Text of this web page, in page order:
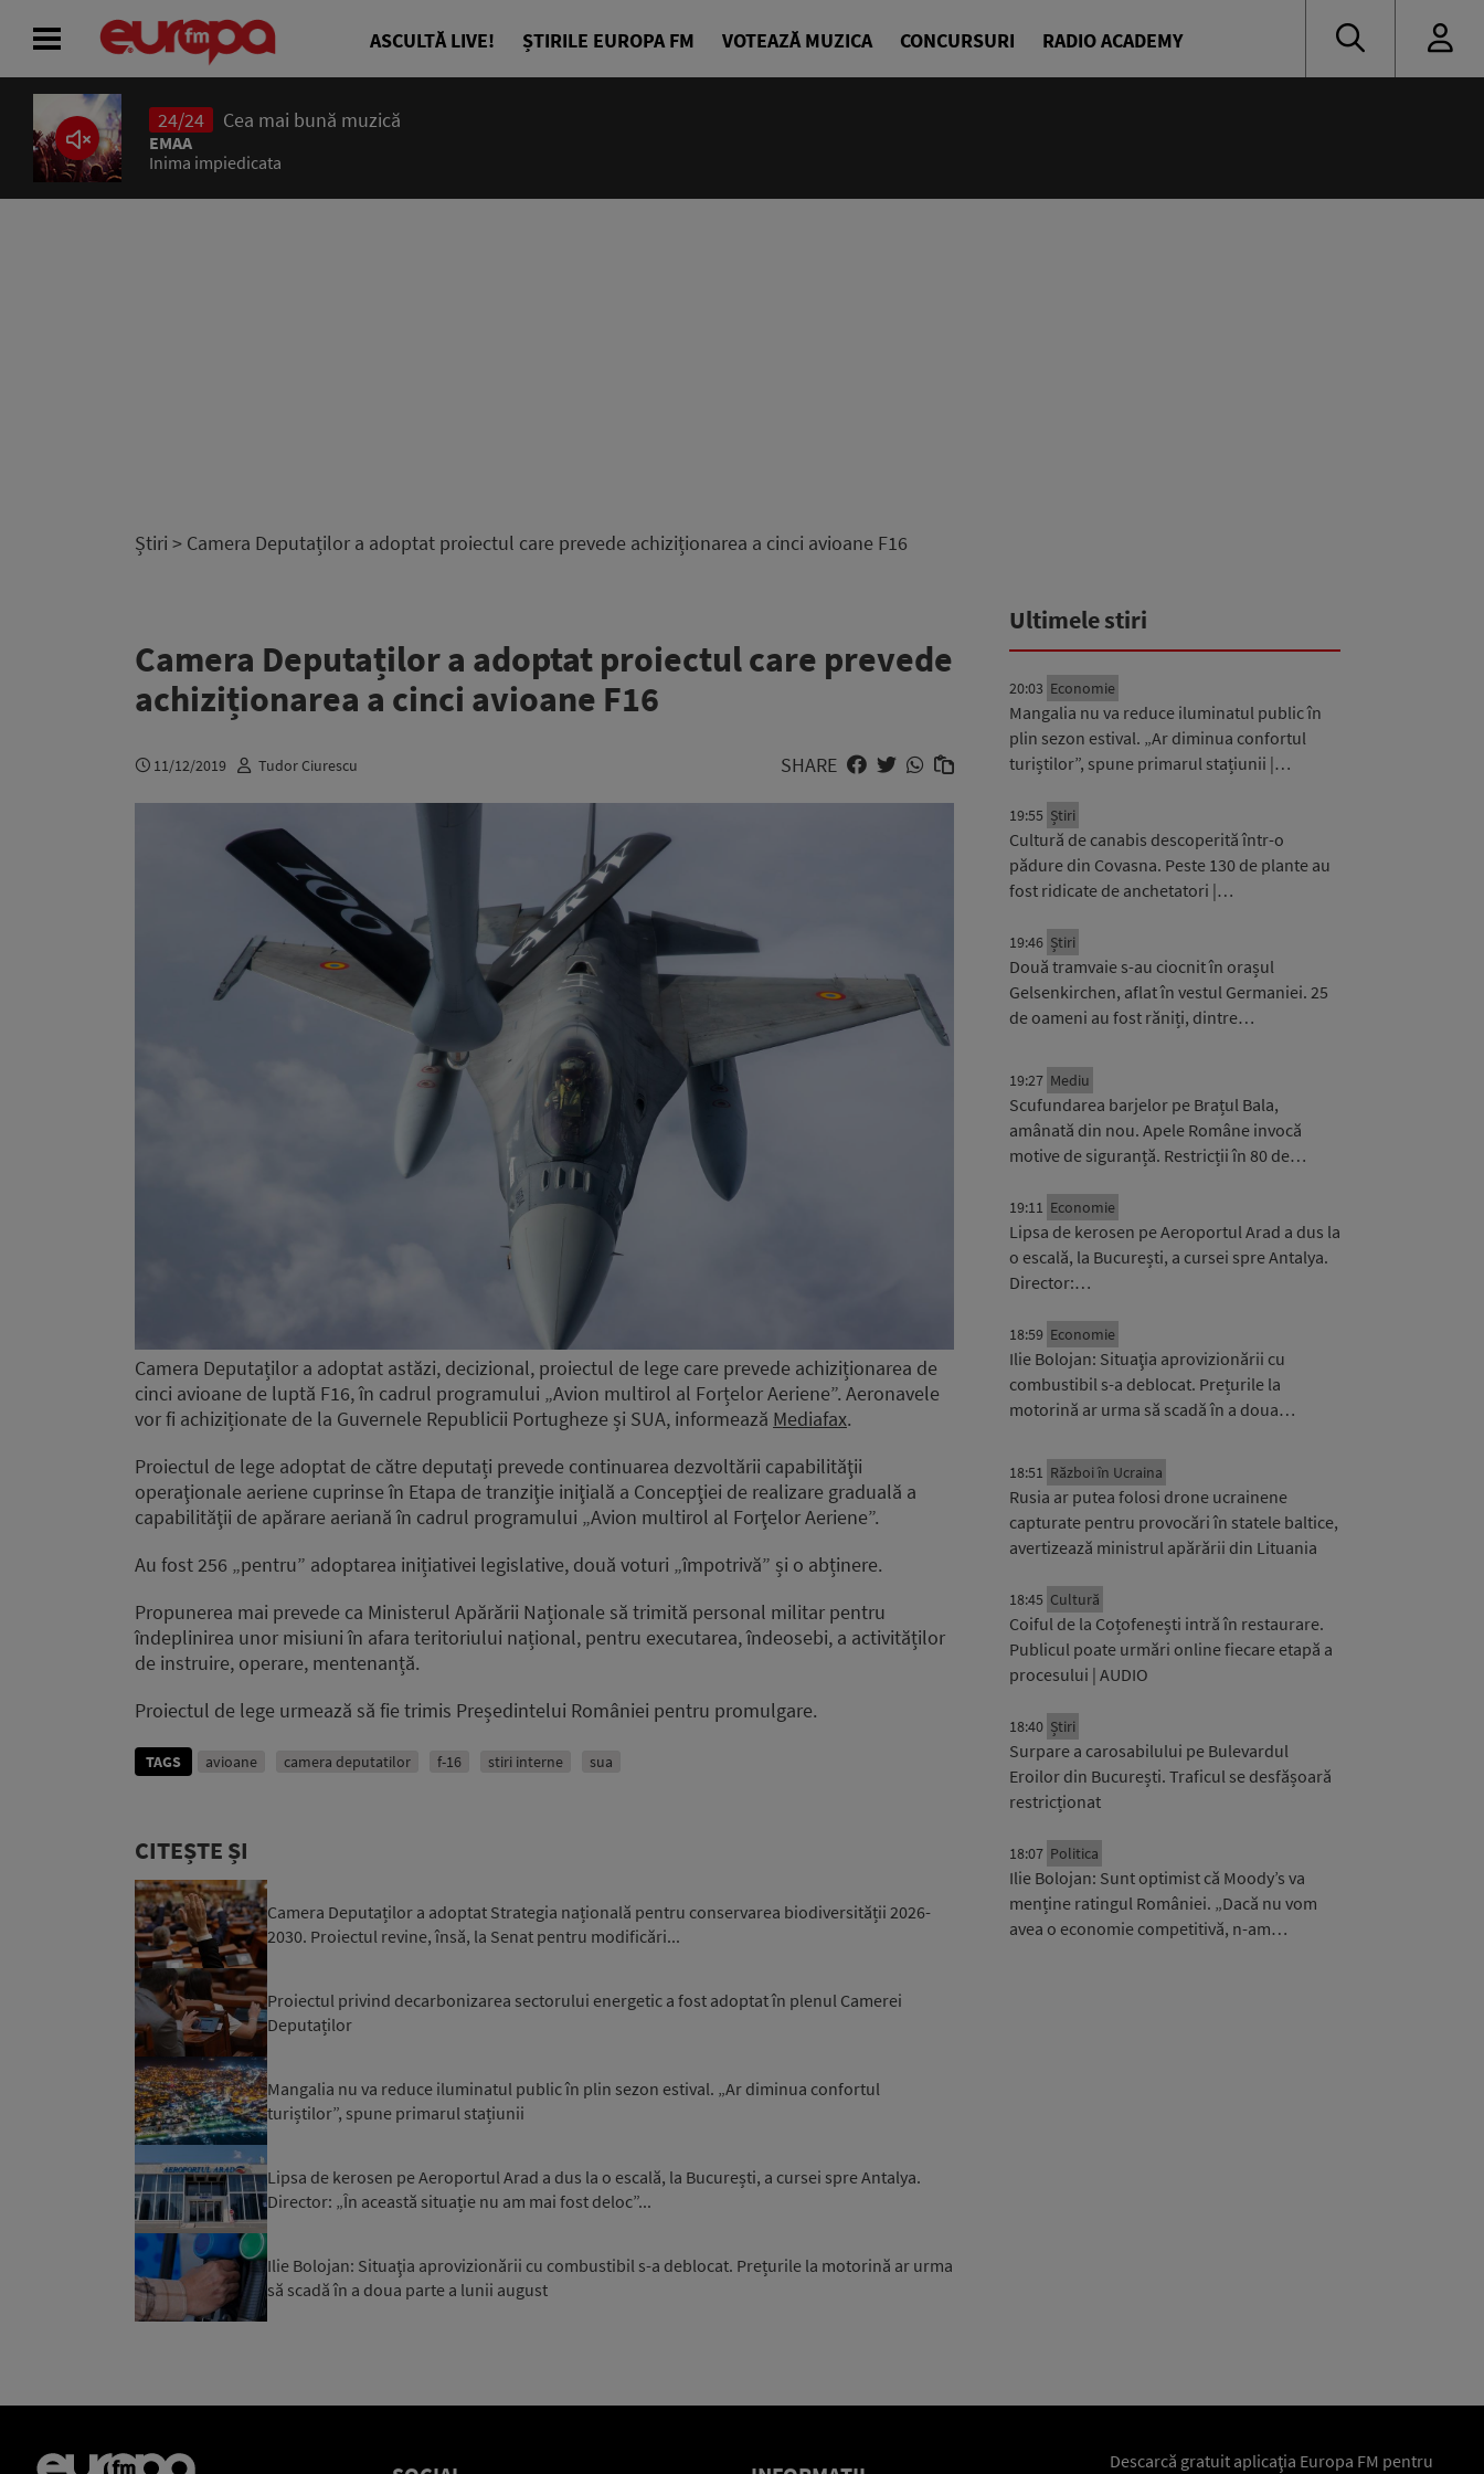
ASCULTĂ LIVE! ȘTIRILE EUROPA FM VOTEAZĂ MUZICA CONCURSURI RADIO ACADEMY
24/24 Cea mai bună muzică
EMAA
Inima impiedicata
Știri > Camera Deputaților a adoptat proiectul care prevede achiziționarea a cinci avioane F16
Camera Deputaților a adoptat proiectul care prevede
achiziționarea a cinci avioane F16
11/12/2019 Tudor Ciurescu SHARE
Camera Deputaților a adoptat astăzi, decizional, proiectul de lege care prevede achiziționarea de
cinci avioane de luptă F16, în cadrul programului „Avion multirol al Forțelor Aeriene”. Aeronavele
vor fi achiziționate de la Guvernele Republicii Portugheze și SUA, informează Mediafax.
Proiectul de lege adoptat de către deputați prevede continuarea dezvoltării capabilităţii
operaţionale aeriene cuprinse în Etapa de tranziţie iniţială a Concepţiei de realizare graduală a
capabilităţii de apărare aeriană în cadrul programului „Avion multirol al Forţelor Aeriene”.
Au fost 256 „pentru” adoptarea inițiativei legislative, două voturi „împotrivă” și o abținere.
Propunerea mai prevede ca Ministerul Apărării Naționale să trimită personal militar pentru
îndeplinirea unor misiuni în afara teritoriului național, pentru executarea, îndeosebi, a activităților
de instruire, operare, mentenanță.
Proiectul de lege urmează să fie trimis Președintelui României pentru promulgare.
TAGS avioane camera deputatilor f-16 stiri interne sua
CITEȘTE ȘI
Camera Deputaților a adoptat Strategia națională pentru conservarea biodiversității 2026-
2030. Proiectul revine, însă, la Senat pentru modificări...
Proiectul privind decarbonizarea sectorului energetic a fost adoptat în plenul Camerei
Deputaților
Mangalia nu va reduce iluminatul public în plin sezon estival. „Ar diminua confortul
turiștilor”, spune primarul stațiunii
Lipsa de kerosen pe Aeroportul Arad a dus la o escală, la București, a cursei spre Antalya.
Director: „În această situație nu am mai fost deloc”...
Ilie Bolojan: Situaţia aprovizionării cu combustibil s-a deblocat. Prețurile la motorină ar urma
să scadă în a doua parte a lunii august
Ultimele stiri
20:03 Economie
Mangalia nu va reduce iluminatul public în
plin sezon estival. „Ar diminua confortul
turiștilor”, spune primarul stațiunii |…
19:55 Știri
Cultură de canabis descoperită într-o
pădure din Covasna. Peste 130 de plante au
fost ridicate de anchetatori |…
19:46 Știri
Două tramvaie s-au ciocnit în orașul
Gelsenkirchen, aflat în vestul Germaniei. 25
de oameni au fost răniți, dintre…
19:27 Mediu
Scufundarea barjelor pe Brațul Bala,
amânată din nou. Apele Române invocă
motive de siguranță. Restricții în 80 de…
19:11 Economie
Lipsa de kerosen pe Aeroportul Arad a dus la
o escală, la București, a cursei spre Antalya.
Director:…
18:59 Economie
Ilie Bolojan: Situaţia aprovizionării cu
combustibil s-a deblocat. Prețurile la
motorină ar urma să scadă în a doua…
18:51 Război în Ucraina
Rusia ar putea folosi drone ucrainene
capturate pentru provocări în statele baltice,
avertizează ministrul apărării din Lituania
18:45 Cultură
Coiful de la Coțofenești intră în restaurare.
Publicul poate urmări online fiecare etapă a
procesului | AUDIO
18:40 Știri
Surpare a carosabilului pe Bulevardul
Eroilor din București. Traficul se desfășoară
restricționat
18:07 Politica
Ilie Bolojan: Sunt optimist că Moody’s va
menține ratingul României. „Dacă nu vom
avea o economie competitivă, n-am…
Descarcă gratuit aplicaţia Europa FM pentru
ACASĂ
ȘTIRI